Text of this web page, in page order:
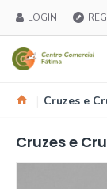
LOGIN
Cruzes e
Cruzes e